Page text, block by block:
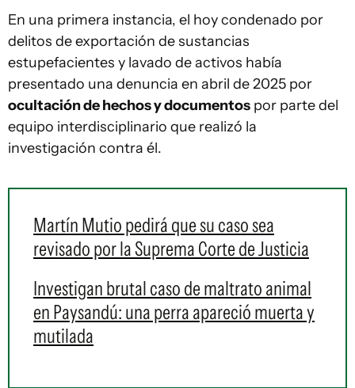
En una primera instancia, el hoy condenado por
delitos de exportación de sustancias
estupefacientes y lavado de activos había
presentado una denuncia en abril de 2025 por
ocultación de hechos y documentos por parte del
equipo interdisciplinario que realizó la
investigación contra él.
Martín Mutio pedirá que su caso sea
revisado por la Suprema Corte de Justicia
Investigan brutal caso de maltrato animal
en Paysandú: una perra apareció muerta y
mutilada